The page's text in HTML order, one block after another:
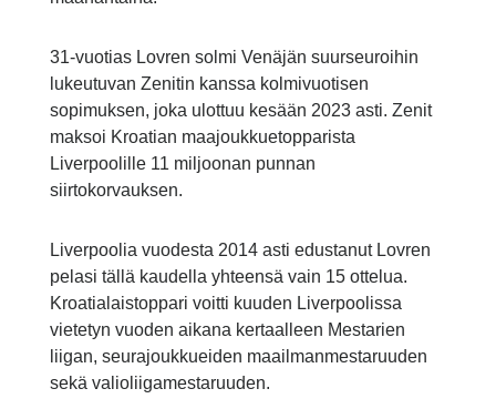
31-vuotias Lovren solmi Venäjän suurseuroihin
lukeutuvan Zenitin kanssa kolmivuotisen
sopimuksen, joka ulottuu kesään 2023 asti. Zenit
maksoi Kroatian maajoukkuetopparista
Liverpoolille 11 miljoonan punnan
siirtokorvauksen.
Liverpoolia vuodesta 2014 asti edustanut Lovren
pelasi tällä kaudella yhteensä vain 15 ottelua.
Kroatialaistoppari voitti kuuden Liverpoolissa
vietetyn vuoden aikana kertaalleen Mestarien
liigan, seurajoukkueiden maailmanmestaruuden
sekä valioliigamestaruuden.